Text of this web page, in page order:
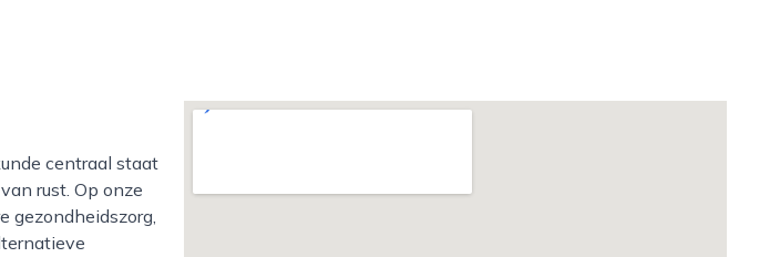
rust. Op onze
gezondheidszorg,